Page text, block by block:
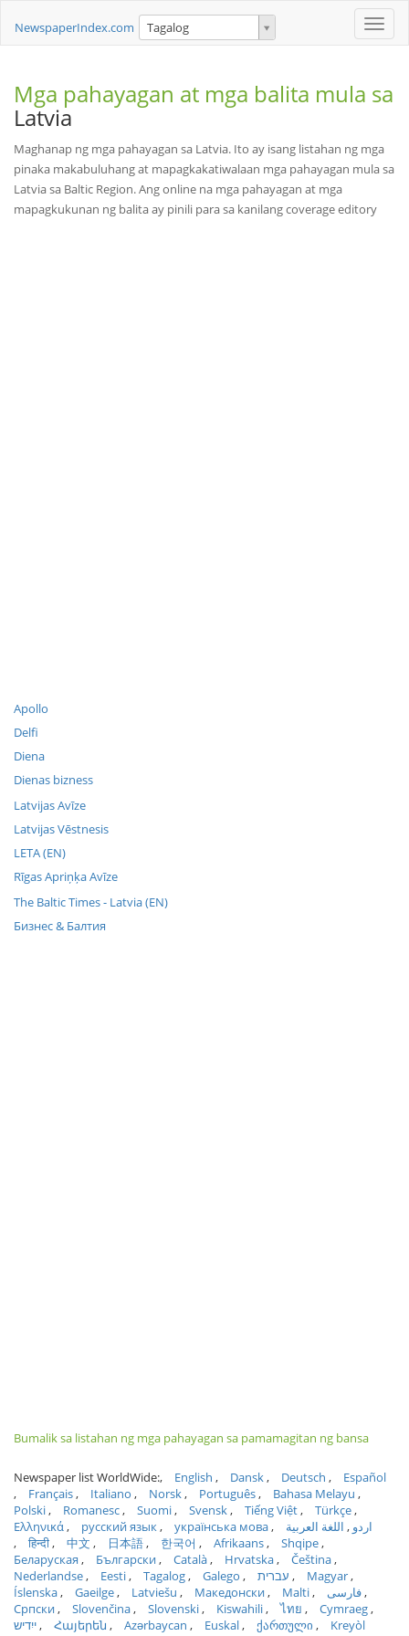
Toggle
NewspaperIndex.com Tagalog
Mga pahayagan at mga balita mula sa
Latvia
Maghanap ng mga pahayagan sa Latvia. Ito ay isang listahan ng mga
pinaka makabuluhang at mapagkakatiwalaan mga pahayagan mula sa
Latvia sa Baltic Region. Ang online na mga pahayagan at mga
mapagkukunan ng balita ay pinili para sa kanilang coverage editory
Apollo
Delfi
Diena
Dienas bizness
Latvijas Avīze
Latvijas Vēstnesis
LETA (EN)
Rīgas Apriņķa Avīze
The Baltic Times - Latvia (EN)
Бизнес & Балтия
Bumalik sa listahan ng mga pahayagan sa pamamagitan ng bansa
Newspaper list WorldWide: English Dansk Deutsch
Español
Français
Italiano Norsk Português
Bahasa Melayu
Polski
Romanesc Suomi Svensk Tiếng Việt
Türkçe
Ελληνικά
русский язык українська мова اردو
اللغة العربية
हिन्दी
中文 日本語 한국어 Afrikaans
Shqipe
Беларуская
Български Català Hrvatska
Čeština
Nederlandse
Eesti Tagalog Galego עברית
Magyar
Íslenska
Gaeilge Latviešu Македонски Malti
فارسی
Српски
Slovenčina Slovenski Kiswahili ไทย
Cymraeg
ייִדיש
Հայերեն Azərbaycan Euskal ქართული
Kreyòl